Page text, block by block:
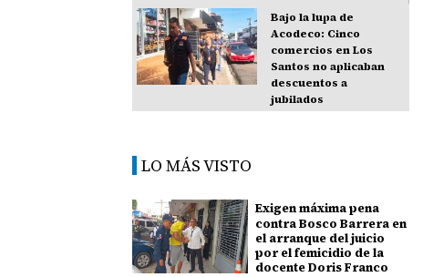
Bajo la lupa de
Acodeco: Cinco
comercios en Los
Santos no aplicaban
descuentos a
jubilados
LO MÁS VISTO
Exigen máxima pena
contra Bosco Barrera en
el arranque del juicio
por el femicidio de la
docente Doris Franco